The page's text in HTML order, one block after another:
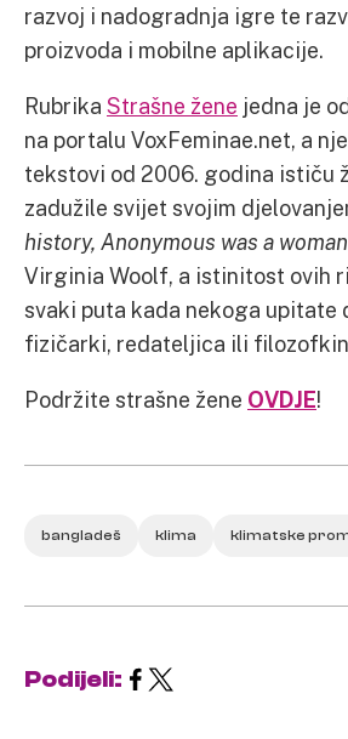
razvoj i nadogradnja igre te
proizvoda i mobilne aplikacije.
Rubrika Strašne žene jedna je
na portalu VoxFeminae.net, a
tekstovi od 2006. godina ističu
zadužile svijet svojim
history, Anonymous was a
Virginia Woolf, a istinitost ovih
svaki puta kada nekoga upitate
fizičarki, redateljica ili
Podržite strašne žene OVDJE!
bangladeš klima klimatske
Podijeli: